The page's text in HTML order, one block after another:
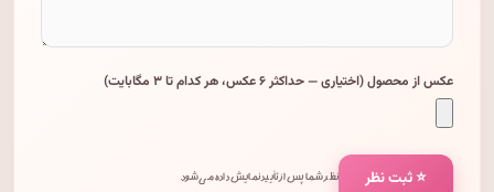
عکس از محصول (اختیاری — حداکثر ۶ عکس، هر کدام تا ۳ مگابایت)
⭐ ثبت نظر نظر شما پس از تأیید نمایش داده می‌شود.